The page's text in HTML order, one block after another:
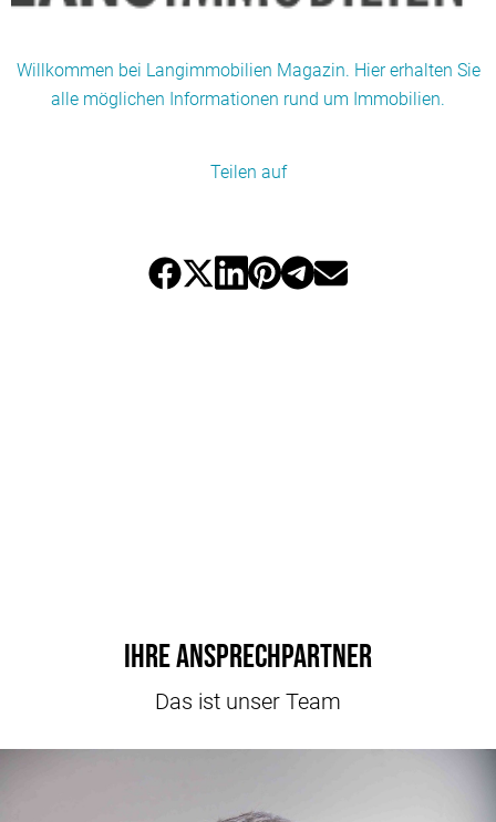
Willkommen bei Langimmobilien Magazin. Hier erhalten Sie
alle möglichen Informationen rund um Immobilien.
Teilen auf
Ihre Ansprechpartner
Das ist unser Team